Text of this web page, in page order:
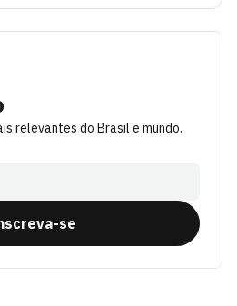
relevantes do Brasil e mundo.
se